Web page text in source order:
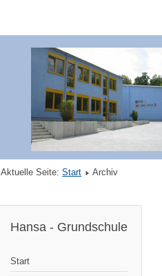
Aktuelle Seite: Start Archiv
Hansa - Grundschule
Start